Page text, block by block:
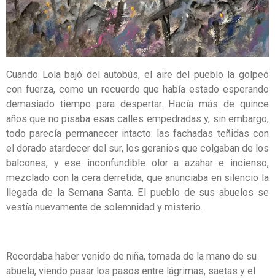
Cuando Lola bajó del autobús, el aire del pueblo la golpeó
con fuerza, como un recuerdo que había estado esperando
demasiado tiempo para despertar. Hacía más de quince
años que no pisaba esas calles empedradas y, sin embargo,
todo parecía permanecer intacto: las fachadas teñidas con
el dorado atardecer del sur, los geranios que colgaban de los
balcones, y ese inconfundible olor a azahar e incienso,
mezclado con la cera derretida, que anunciaba en silencio la
llegada de la Semana Santa. El pueblo de sus abuelos se
vestía nuevamente de solemnidad y misterio.
Recordaba haber venido de niña, tomada de la mano de su
abuela, viendo pasar los pasos entre lágrimas, saetas y el